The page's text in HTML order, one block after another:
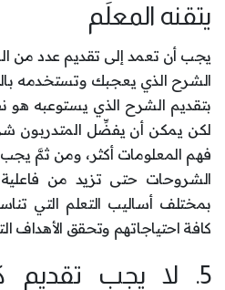
يتقنه المعلِّم
يجب أن تعمد إلى تقديم عدد من
الشرح الذي يعجبك وتستخدمه
بتقديم الشرح الذي يستوعبه هو
لكن يمكن أن يفضِّل المتدربون
فهم المعلومات أكثر، ومن ثمَّ
الشروحات حتى تزيد من
بمختلف أساليب التعلم التي
كافة احتياجاتهم وتحقق الأهداف
5. لا يجب تقديم